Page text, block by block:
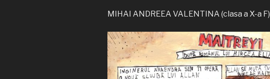
MIHAI ANDREEA VALENTINA (clasa a X-a F)